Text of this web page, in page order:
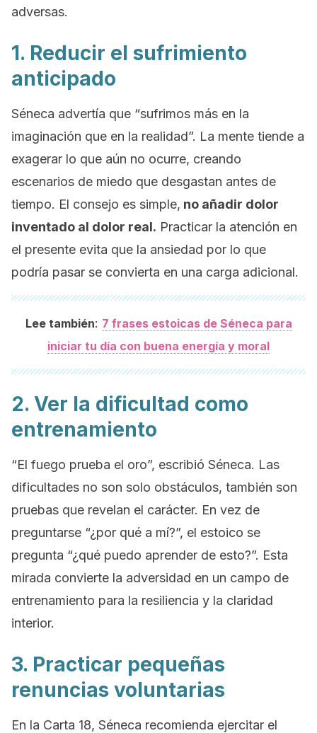
adversas.
1. Reducir el sufrimiento
anticipado
Séneca advertía que “sufrimos más en la
imaginación que en la realidad”. La mente tiende a
exagerar lo que aún no ocurre, creando
escenarios de miedo que desgastan antes de
tiempo. El consejo es simple, no añadir dolor
inventado al dolor real. Practicar la atención en
el presente evita que la ansiedad por lo que
podría pasar se convierta en una carga adicional.
Lee también: 7 frases estoicas de Séneca para
iniciar tu día con buena energía y moral
2. Ver la dificultad como
entrenamiento
“El fuego prueba el oro”, escribió Séneca. Las
dificultades no son solo obstáculos, también son
pruebas que revelan el carácter. En vez de
preguntarse “¿por qué a mí?”, el estoico se
pregunta “¿qué puedo aprender de esto?”. Esta
mirada convierte la adversidad en un campo de
entrenamiento para la resiliencia y la claridad
interior.
3. Practicar pequeñas
renuncias voluntarias
En la Carta 18, Séneca recomienda ejercitar el